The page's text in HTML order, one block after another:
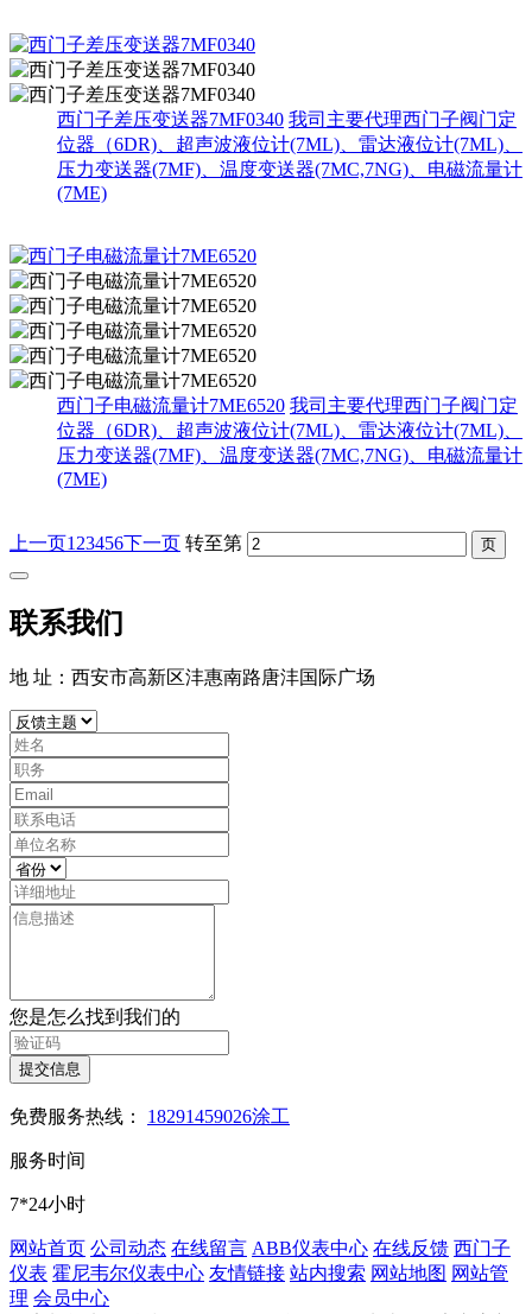
西门子差压变送器7MF0340 我司主要代理西门子阀门定
位器（6DR)、超声波液位计(7ML)、雷达液位计(7ML)、
压力变送器(7MF)、温度变送器(7MC,7NG)、电磁流量计
(7ME)
西门子电磁流量计7ME6520 我司主要代理西门子阀门定
位器（6DR)、超声波液位计(7ML)、雷达液位计(7ML)、
压力变送器(7MF)、温度变送器(7MC,7NG)、电磁流量计
(7ME)
上一页1 23456下一页 转至第
联系我们
地 址：西安市高新区沣惠南路唐沣国际广场
您是怎么找到我们的
提交信息
免费服务热线： 18291459026涂工
服务时间
7*24小时
网站首页 公司动态 在线留言 ABB仪表中心 在线反馈 西门子
仪表 霍尼韦尔仪表中心 友情链接 站内搜索 网站地图 网站管
理 会员中心